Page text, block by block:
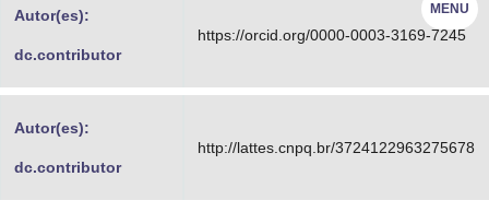
MENU
Autor(es):
dc.contributor
https://orcid.org/0000-0003-3169-7245
Autor(es):
dc.contributor
http://lattes.cnpq.br/3724122963275678